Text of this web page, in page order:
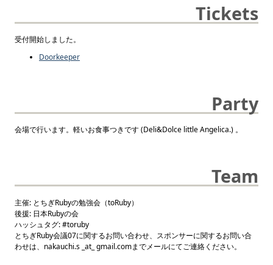
Tickets
受付開始しました。
Doorkeeper
Party
会場で行います。軽いお食事つきです (Deli&Dolce little Angelica.) 。
Team
主催: とちぎRubyの勉強会（toRuby）
後援: 日本Rubyの会
ハッシュタグ: #toruby
とちぎRuby会議07に関するお問い合わせ、スポンサーに関するお問い合
わせは、nakauchi.s _at_ gmail.comまでメールにてご連絡ください。